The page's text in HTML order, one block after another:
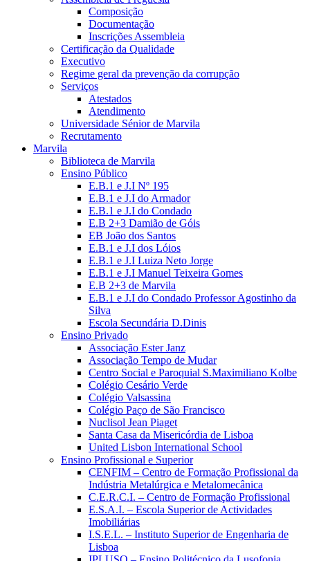
Composição
Documentação
Inscrições Assembleia
Certificação da Qualidade
Executivo
Regime geral da prevenção da corrupção
Serviços
Atestados
Atendimento
Universidade Sénior de Marvila
Recrutamento
Marvila
Biblioteca de Marvila
Ensino Público
E.B.1 e J.I Nº 195
E.B.1 e J.I do Armador
E.B.1 e J.I do Condado
E.B 2+3 Damião de Góis
EB João dos Santos
E.B.1 e J.I dos Lóios
E.B.1 e J.I Luiza Neto Jorge
E.B.1 e J.I Manuel Teixeira Gomes
E.B 2+3 de Marvila
E.B.1 e J.I do Condado Professor Agostinho da
Silva
Escola Secundária D.Dinis
Ensino Privado
Associação Ester Janz
Associação Tempo de Mudar
Centro Social e Paroquial S.Maximiliano Kolbe
Colégio Cesário Verde
Colégio Valsassina
Colégio Paço de São Francisco
Nuclisol Jean Piaget
Santa Casa da Misericórdia de Lisboa
United Lisbon International School
Ensino Profissional e Superior
CENFIM – Centro de Formação Profissional da
Indústria Metalúrgica e Metalomecânica
C.E.R.C.I. – Centro de Formação Profissional
E.S.A.I. – Escola Superior de Actividades
Imobiliárias
I.S.E.L. – Instituto Superior de Engenharia de
Lisboa